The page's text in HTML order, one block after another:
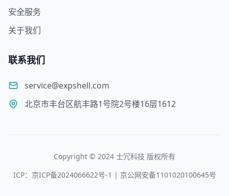
安全服务
关于我们
联系我们
service@expshell.com
北京市丰台区航丰路1号院2号楼16层1612
Copyright © 2024 士冗科技 版权所有
ICP：京ICP备2024066622号-1 | 京公网安备1101020100645号